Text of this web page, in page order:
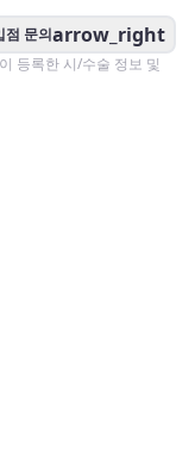
점 문의arrow_right
등록한 시/수술 정보 및